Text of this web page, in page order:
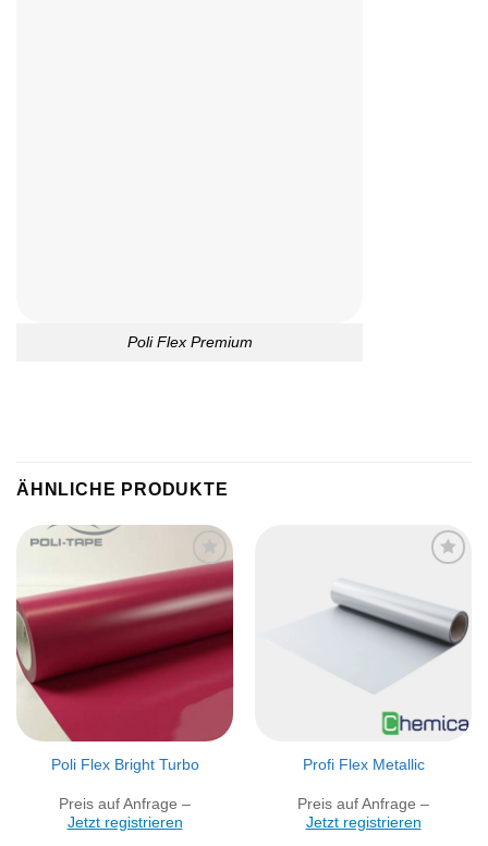
Poli Flex Premium
ÄHNLICHE PRODUKTE
Artikel
merken
Poli Flex Bright Turbo
Preis auf Anfrage –
Jetzt registrieren
Profi Flex Metallic
Preis auf Anfrage –
Jetzt registrieren